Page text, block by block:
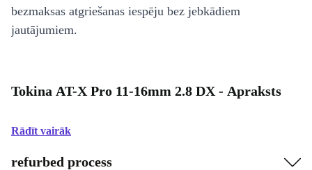
bezmaksas atgriešanas iespēju bez jebkādiem
jautājumiem.
Tokina AT-X Pro 11-16mm 2.8 DX - Apraksts
Rādīt vairāk
refurbed process